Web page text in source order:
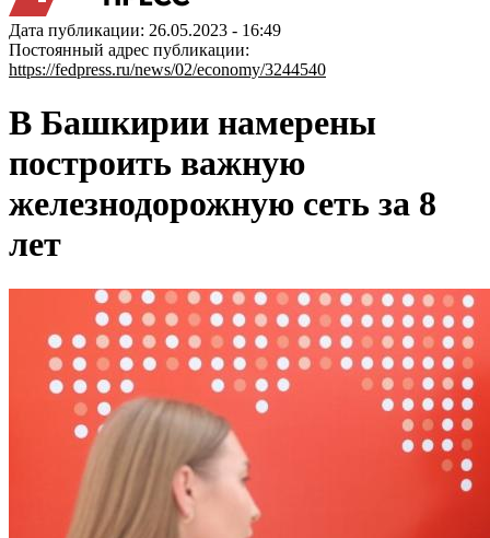
Дата публикации: 26.05.2023 - 16:49
Постоянный адрес публикации:
https://fedpress.ru/news/02/economy/3244540
В Башкирии намерены
построить важную
железнодорожную сеть за 8
лет